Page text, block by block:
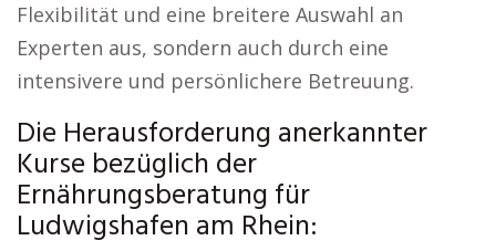
Flexibilität und eine breitere Auswahl an
Experten aus, sondern auch durch eine
intensivere und persönlichere Betreuung.
Die Herausforderung anerkannter
Kurse bezüglich der
Ernährungsberatung für
Ludwigshafen am Rhein: